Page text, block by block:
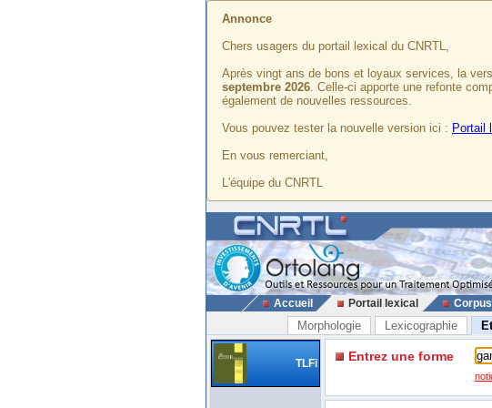
Annonce
Chers usagers du portail lexical du CNRTL,
Après vingt ans de bons et loyaux services, la
septembre 2026. Celle-ci apporte une refonte
également de nouvelles ressources.
Vous pouvez tester la nouvelle version ici : Portail
En vous remerciant,
L'équipe du CNRTL
Accueil Portail lexical Corpus
Morphologie Lexicographie
TLFi Entrez une forme